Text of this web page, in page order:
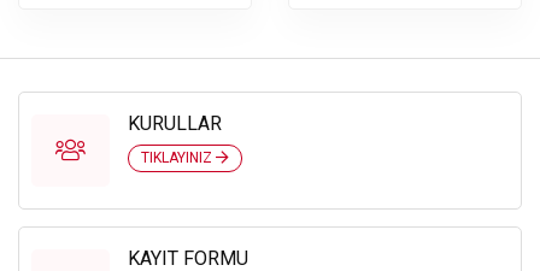
KURULLAR
TIKLAYINIZ
KAYIT FORMU